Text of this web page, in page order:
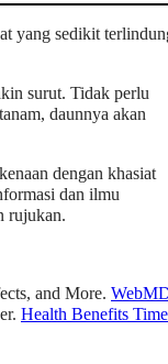
yang sedikit
surut. Tidak perlu
daunnya akan
dengan khasiat
dan ilmu
rujukan.
and More.
Health Benefits